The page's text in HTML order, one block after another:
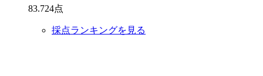
83.724点
採点ランキングを見る